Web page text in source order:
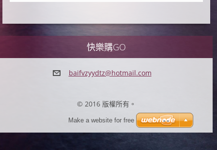
快樂購GO
baifvzyydtz@hotmail.com
© 2016 版權所有。
Make a website for free